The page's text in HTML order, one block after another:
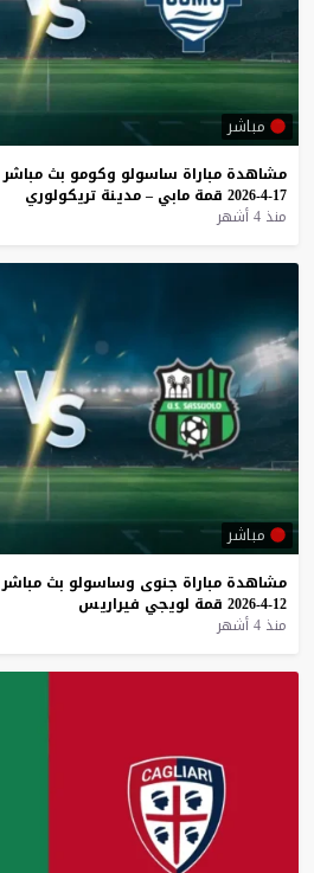
مباشر
مشاهدة مباراة ساسولو وكومو بث مباشر
17-4-2026
قمة مابي – مدينة تريكولوري
منذ 4 أشهر
مباشر
مشاهدة مباراة جنوى وساسولو بث مباشر
12-4-2026
قمة لويجي فيراريس
منذ 4 أشهر